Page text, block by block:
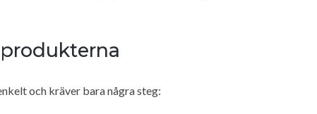
och kräver bara några steg: